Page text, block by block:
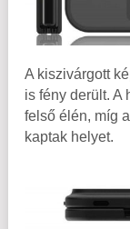
A kiszivárgott
is fény derült. A
felső élén, míg
kaptak helyet.